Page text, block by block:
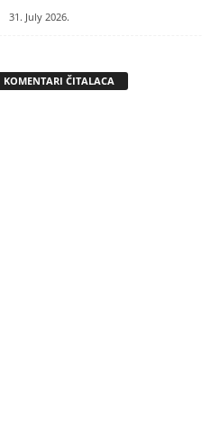
31. July 2026.
KOMENTARI ČITALACA